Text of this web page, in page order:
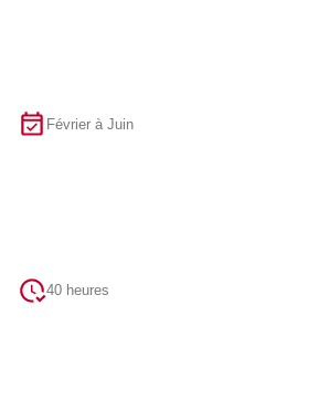
Février à Juin
40 heures